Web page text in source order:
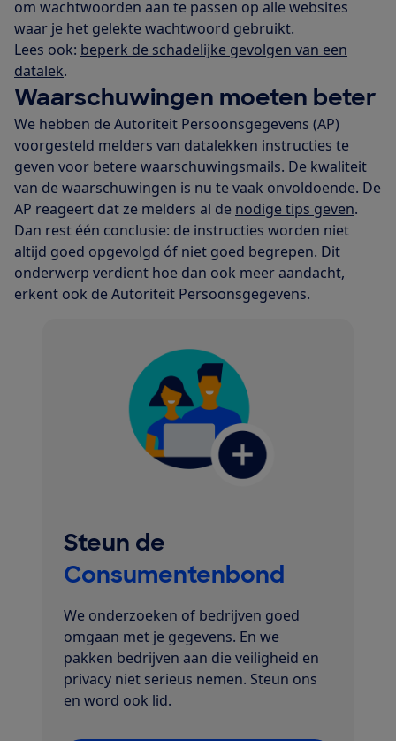
om wachtwoorden aan te passen op alle websites
waar je het gelekte wachtwoord gebruikt.
Lees ook: beperk de schadelijke gevolgen van een
datalek.
Waarschuwingen moeten beter
We hebben de Autoriteit Persoonsgegevens (AP)
voorgesteld melders van datalekken instructies te
geven voor betere waarschuwingsmails. De kwaliteit
van de waarschuwingen is nu te vaak onvoldoende. De
AP reageert dat ze melders al de nodige tips geven.
Dan rest één conclusie: de instructies worden niet
altijd goed opgevolgd óf niet goed begrepen. Dit
onderwerp verdient hoe dan ook meer aandacht,
erkent ook de Autoriteit Persoonsgegevens.
Steun de
Consumentenbond
We onderzoeken of bedrijven goed
omgaan met je gegevens. En we
pakken bedrijven aan die veiligheid en
privacy niet serieus nemen. Steun ons
en word ook lid.